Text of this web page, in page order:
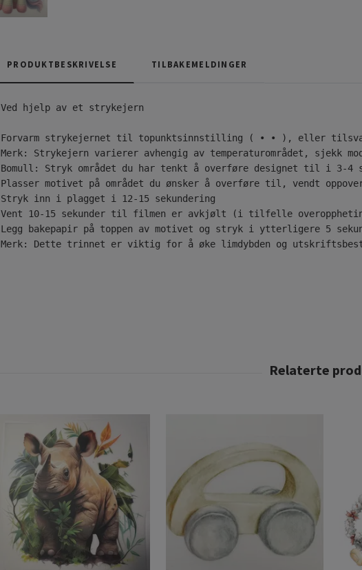
PRODUKTBESKRIVELSE TILBAKEMELDINGER
Ved hjelp av et strykejern
Forvarm strykejernet til topunktsinnstilling ( • • ), eller
Merk: Strykejern varierer avhengig av temperaturområdet, sjekk
Bomull: Stryk området du har tenkt å overføre designet til i 3-
Plasser motivet på området du ønsker å overføre til, vendt
Stryk inn i plagget i 12-15 sekundering
Vent 10-15 sekunder til filmen er avkjølt (i tilfelle
Legg bakepapir på toppen av motivet og stryk i ytterligere 5
Merk: Dette trinnet er viktig for å øke limdybden og